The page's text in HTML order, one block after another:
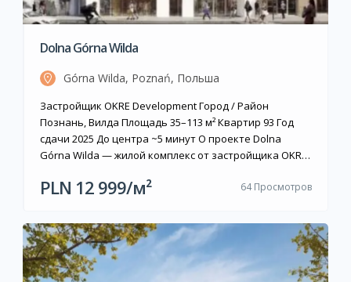
Dolna Górna Wilda
Górna Wilda, Poznań, Польша
Застройщик OKRE Development Город / Район
Познань, Вилда Площадь 35–113 м² Квартир 93 Год
сдачи 2025 До центра ~5 минут О проекте Dolna
Górna Wilda — жилой комплекс от застройщика OKRE
районе Вилда на улице Górna Wilda. Проект
подземным паркингом; архитектурную […]
PLN 12 999/м² 64 Просмотров